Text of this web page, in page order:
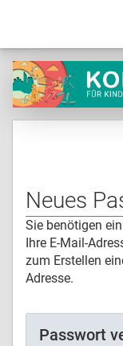
Neues
Sie benötigen
Ihre E-Mail-
zum Erstellen
Adresse.
Passwort